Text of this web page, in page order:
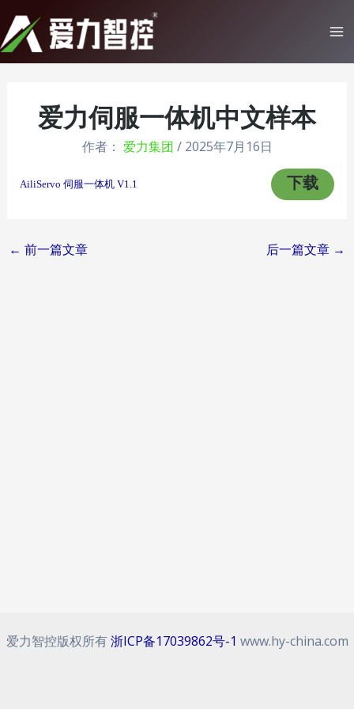
至
内
爱力伺服一体机中文样本
作者： 爱力集团 / 2025年7月16日
AiliServo 伺服一体机 V1.1 下载
Post
← 前一篇文章 后一篇文章 →
爱力智控版权所有浙ICP备17039862号-1 www.hy-china.com